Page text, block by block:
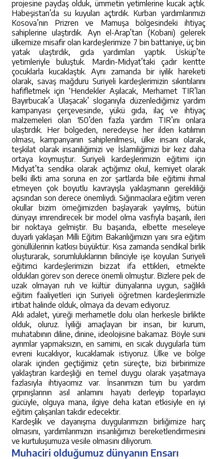
Muhaciri olduğumuz dünyanın Ensarı
projesine paydaş olduk, ümmetin yetimlerine kucak açtık.
Habeşistan’da su kuyuları açtırdık. Kurban yardımlarımızı
Kosova’nın Prizren ve Mamuşa bölgesindeki ihtiyaç
sahiplerine ulaştırdık. Ayn el-Arap’tan (Kobani) gelerek
ülkemize misafir olan kardeşlerimize 7 bin battaniye, üç bin
yatak ulaştırdık, gıda yardımları yaptık. Üsküp’te
yetimleriyle buluştuk. Mardin-Midyat’taki çadır kentte
çocuklarla kucaklaştık. Aynı zamanda bir iyilik hareketi
olarak, savaş mağduru Suriyeli kardeşlerimizin sıkıntılarını
hafifletmek için ‘Hendekler Aşılacak, Merhamet TIR’ları
Bayırbucak’a Ulaşacak’ sloganıyla düzenlediğimiz yardım
kampanyası çerçevesinde, yükü gıda, ilaç ve ihtiyaç
malzemeleri olan 150’den fazla yardım TIR’ını onlara
ulaştırdık. Her bölgeden, neredeyse her ilden katılımın
olması, kampanyanın sahiplenilmesi, ülke insanı olarak,
teşkilat olarak insaniliğimizi ve İslamiliğimizi bir kez daha
ortaya koymuştur. Suriyeli kardeşlerimizin eğitimi için
Midyat’ta sendika olarak açtığımız okul, kemiyet olarak
belki ilkti ama soruna en zor şartlarda bile eğitimi ihmal
etmeyen çok boyutlu kavrayışla yaklaşmanın gerekliliği
açısından son derece önemliydi. Sığınmacılara eğitim veren
okullar bizim örneğimizden başlayarak yayılmış, bütün
dünyayı imrendirecek bir model olma vasfıyla başarılı, ileri
bir noktaya gelmiştir. Bu başarıda, elbette meseleye
duyarlı yaklaşan Milli Eğitim Bakanlığımızın yanı sıra eğitim
gönüllülerinin katkısı büyüktür. Kısa zamanda sendikal birlik
oluşturarak, sorumluluklarının bilinciyle işe koyulan Suriyeli
eğitimci kardeşlerimizin bizzat ifa ettikleri, etmekte
oldukları görev son derece önemli olmuştur. Bizlere pek de
uzak olmayan ruh ve kültür dünyalarına uygun, sağlıklı
eğitim faaliyetleri için Suriyeli öğretmen kardeşlerimizle
irtibat halinde olduk, olmaya da devam ediyoruz.
Aklı adalet, yüreği merhametle dolu olan herkesle birlikte
olduk, oluruz. İyiliği amaçlayan bir insan, bir kurum,
muhatabının diline, dinine, ideolojisine bakamaz. Böyle suni
ayrımlar yapmaksızın, en samimi, en sıcak duygularla tüm
evreni kucaklıyor, kucaklamak istiyoruz. Ülke ve bölge
olarak içinden geçtiğimiz çetin süreçte, bizi birbirimize
yaklaştıran kardeşliği en temel duygu olarak yaşatmaya
fazlasıyla ihtiyacımız var. İnsanımızın tüm bu yardım
çırpınışlarının asıl anlamını hayatı derleyip toparlayıcı
gücüyle, olguya mana, ilgiye deha katan etkisiyle en iyi
eğitim çalışanları takdir edecektir.
Kardeşlik ve dayanışma duygularımızın birliğimize harç
olmasını, yardımlarımızın insanlığımızı bereketlendirmesini
ve kurtuluşumuza vesile olmasını diliyorum.